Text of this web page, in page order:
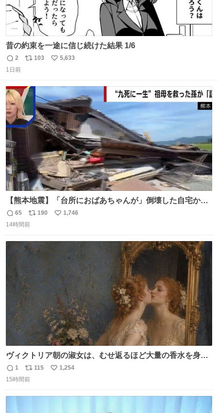
昔の約束を一途に信じ続けた結果 1/6
返
信
2
リ
ト
数
103
い
数
5,633
1日前
【熊本地震】「台所におばあちゃんが」倒壊した自宅から
孫が救出 地震発生時、台所で夕食の準備をしていた祖母の
「助けて」という声。祖母を背負い、助け出した孫が「命
返
信
65
リ
ポ
ト
190
い
1,746
14時間前
ヴィクトリア朝の淑女は、むせ返るほど大量の香水を身に
つけるものではないとされていた。それでも香水は、髪や
肌の手入れと同じくらい、ヴィクトリア朝の女性達の美容
が知る香水よりも単純な組成で、その大部分は薔薇、菫、
返
信
1
リ
ポ
115
い
1,254
15時間前